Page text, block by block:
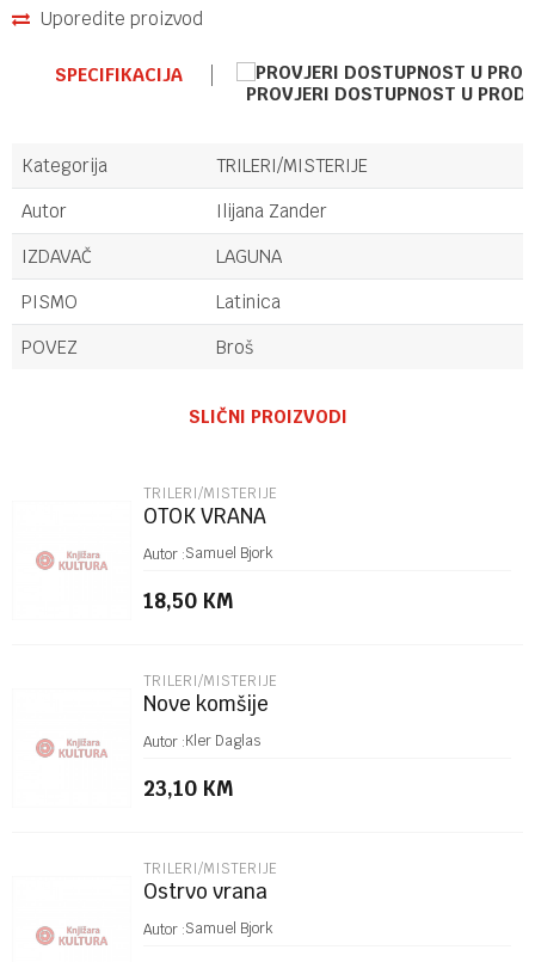
Uporedite proizvod
SPECIFIKACIJA
PROVJERI DOSTUPNOST U
Kategorija
TRILERI/MISTERIJE
Autor
Ilijana Zander
IZDAVAČ
LAGUNA
PISMO
Latinica
POVEZ
Broš
Poruka
POŠALJI
SLIČNI PROIZVODI
TRILERI/MISTERIJE
OTOK VRANA
Autor :Samuel Bjork
18,50 KM
TRILERI/MISTERIJE
Nove komšije
Autor :Kler Daglas
23,10 KM
TRILERI/MISTERIJE
Ostrvo vrana
Autor :Samuel Bjork